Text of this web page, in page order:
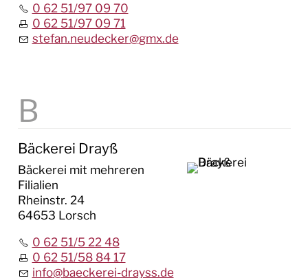
0 62 51/97 09 70
0 62 51/97 09 71
stefan.neudecker@gmx.de
Bäckerei Drayß
Bäckerei mit mehreren
Filialien
Rheinstr. 24
64653 Lorsch
0 62 51/5 22 48
0 62 51/58 84 17
info@baeckerei-drayss.de